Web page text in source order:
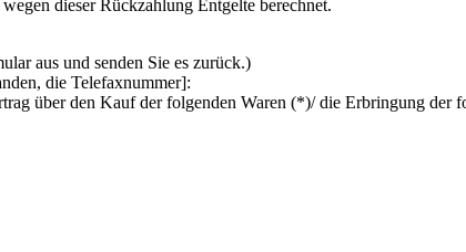
dieser Rückzahlung Entgelte berechnet.
aus und senden Sie es zurück.)
die Telefaxnummer]:
über den Kauf der folgenden Waren (*)/ die Erbringung der